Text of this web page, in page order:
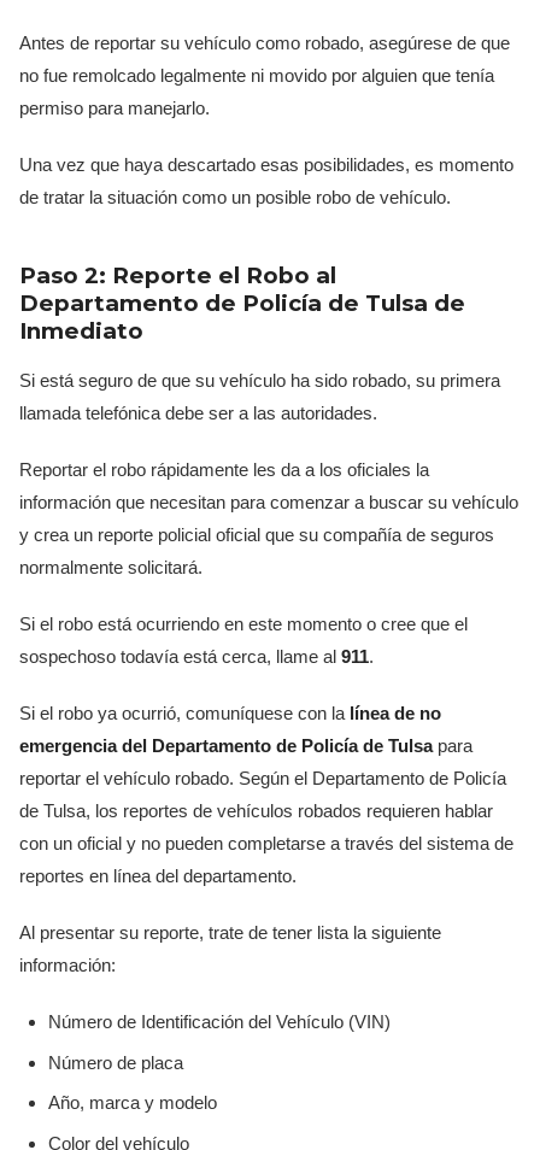
Antes de reportar su vehículo como robado, asegúrese de que
no fue remolcado legalmente ni movido por alguien que tenía
permiso para manejarlo.
Una vez que haya descartado esas posibilidades, es momento
de tratar la situación como un posible robo de vehículo.
Paso 2: Reporte el Robo al
Departamento de Policía de Tulsa de
Inmediato
Si está seguro de que su vehículo ha sido robado, su primera
llamada telefónica debe ser a las autoridades.
Reportar el robo rápidamente les da a los oficiales la
información que necesitan para comenzar a buscar su vehículo
y crea un reporte policial oficial que su compañía de seguros
normalmente solicitará.
Si el robo está ocurriendo en este momento o cree que el
sospechoso todavía está cerca, llame al 911.
Si el robo ya ocurrió, comuníquese con la línea de no
emergencia del Departamento de Policía de Tulsapara
reportar el vehículo robado. Según el Departamento de Policía
de Tulsa, los reportes de vehículos robados requieren hablar
con un oficial y no pueden completarse a través del sistema de
reportes en línea del departamento.
Al presentar su reporte, trate de tener lista la siguiente
información:
Número de Identificación del Vehículo (VIN)
Número de placa
Año, marca y modelo
Color del vehículo